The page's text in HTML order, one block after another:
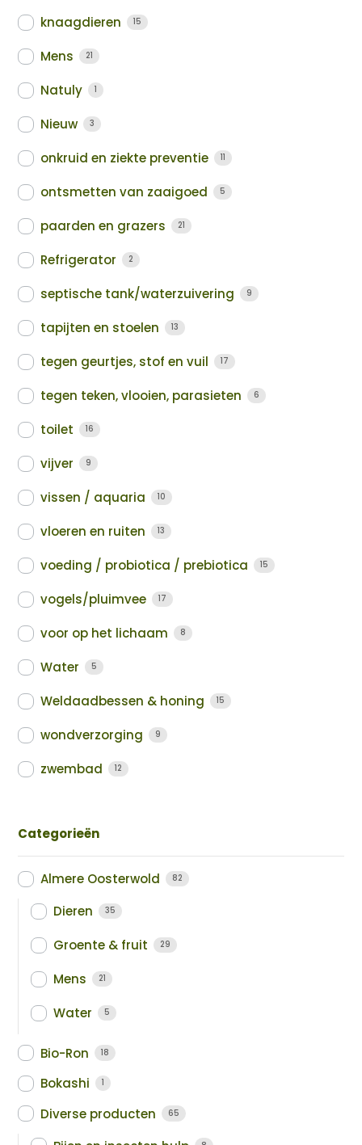
knaagdieren 15
Mens 21
Natuly 1
Nieuw 3
onkruid en ziekte preventie 11
ontsmetten van zaaigoed 5
paarden en grazers 21
Refrigerator 2
septische tank/waterzuivering 9
tapijten en stoelen 13
tegen geurtjes, stof en vuil 17
tegen teken, vlooien, parasieten 6
toilet 16
vijver 9
vissen / aquaria 10
vloeren en ruiten 13
voeding / probiotica / prebiotica 15
vogels/pluimvee 17
voor op het lichaam 8
Water 5
Weldaadbessen & honing 15
wondverzorging 9
zwembad 12
Categorieën
Almere Oosterwold 82
Dieren 35
Groente & fruit 29
Mens 21
Water 5
Bio-Ron 18
Bokashi 1
Diverse producten 65